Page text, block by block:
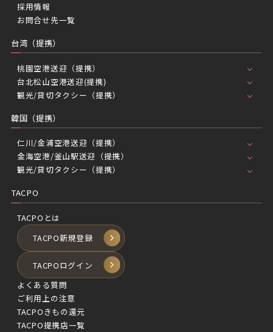
採用情報
お問合せ先一覧
台湾（提携）
桃園空港送迎（提携）
台北松山空港送迎(提携)
観光/貸切タクシー（提携）
韓国（提携）
仁川/金浦空港送迎（提携）
金海空港/釜山駅送迎（提携）
観光/貸切タクシー（提携）
TACPO
TACPOとは
TACPO新規登録
TACPOログイン
よくある質問
ご利用上の注意
TACPOきもの還元
TACPO提携店一覧